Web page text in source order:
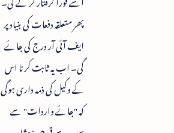
پھر متعلقہ دفعات کی بنیاد پر
ایف آئی آر درج کی جائے
گی۔ اب یہ ثابت کرنا اس
کے وکیل کی ذمہ داری ہوگی
کہ "جائے واردات" سے